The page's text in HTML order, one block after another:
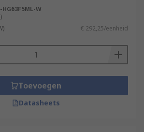
HG63F5ML-W
€ 292,25/eenheid
Toevoegen
Datasheets